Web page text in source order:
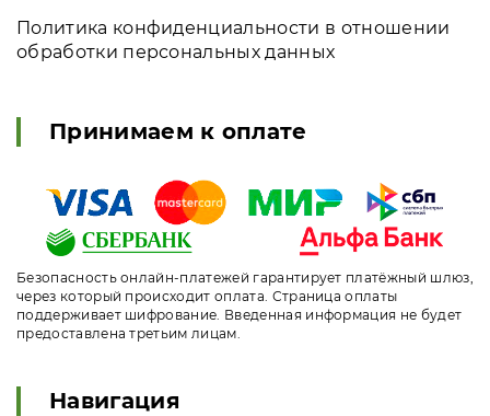
Политика конфиденциальности в отношении
обработки персональных данных
Принимаем к оплате
Безопасность онлайн-платежей гарантирует платёжный шлюз,
через который происходит оплата. Страница оплаты
поддерживает шифрование. Введенная информация не будет
предоставлена третьим лицам.
Навигация